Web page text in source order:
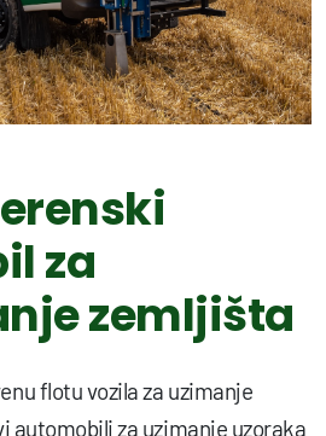
za
zemljišta
flotu vozila za uzimanje
automobili za uzimanje uzoraka